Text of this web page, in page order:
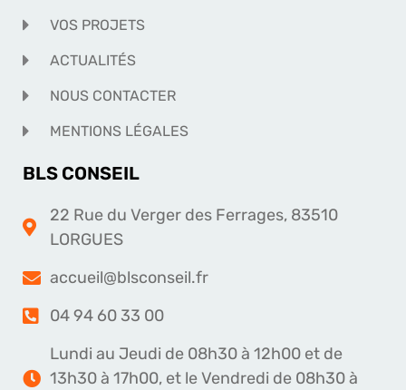
VOS PROJETS
ACTUALITÉS
NOUS CONTACTER
MENTIONS LÉGALES
BLS CONSEIL
22 Rue du Verger des Ferrages, 83510
LORGUES
accueil@blsconseil.fr
04 94 60 33 00
Lundi au Jeudi de 08h30 à 12h00 et de
13h30 à 17h00, et le Vendredi de 08h30 à